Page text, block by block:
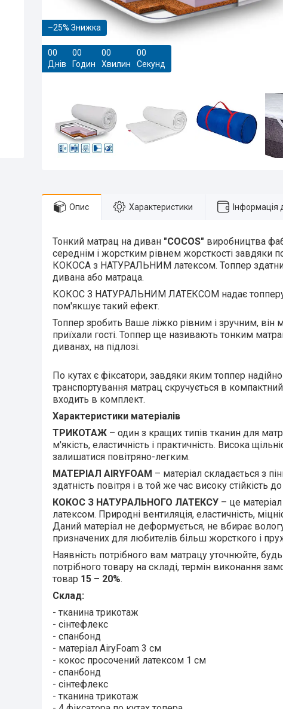
–25%
00
Днів
00
Годин
00
Хвилин
00
Секунд
Опис Характеристики Інформація
Тонкий матрац на диван "COCOS" виробництва
середнім і жорстким рівнем жорсткості завдяки
КОКОСА з НАТУРАЛЬНИМ латексом. Топпер
дивана або матраца.
КОКОС З НАТУРАЛЬНИМ ЛАТЕКСОМ надає топперу
пом'якшує такий ефект.
Топпер зробить Ваше ліжко рівним і зручним,
приїхали гості. Топпер ще називають тонким
диванах, на підлозі.
По кутах є фіксатори, завдяки яким топпер
транспортування матрац скручується в
входить в комплект.
Характеристики матеріалів
ТРИКОТАЖ – один з кращих типів тканин для
м'якість, еластичність і практичність. Висока
залишатися повітряно-легким.
МАТЕРІАЛ AIRYFOAM – матеріал складається з
здатність повітря і в той же час високу стійкість
КОКОС З НАТУРАЛЬНОГО ЛАТЕКСУ – це
латексом. Природні вентиляція, еластичність,
Даний матеріал не деформується, не вбирає
призначених для любителів більш жорсткого і
Наявність потрібного вам матрацу уточнюйте,
потрібного товару на складі, термін виконання
товар 15 – 20%.
Склад:
- тканина трикотаж
- сінтефлекс
- спанбонд
- матеріал AiryFoam 3 см
- кокос просочений латексом 1 см
- спанбонд
- сінтефлекс
- тканина трикотаж